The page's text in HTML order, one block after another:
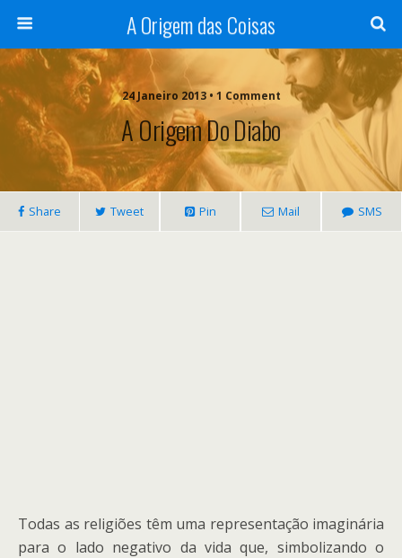
A Origem das Coisas
24 Janeiro 2013 • 1 Comment
A Origem Do Diabo
Share Tweet Pin Mail SMS
Todas as religiões têm uma representação imaginária
para o lado negativo da vida que, simbolizando o